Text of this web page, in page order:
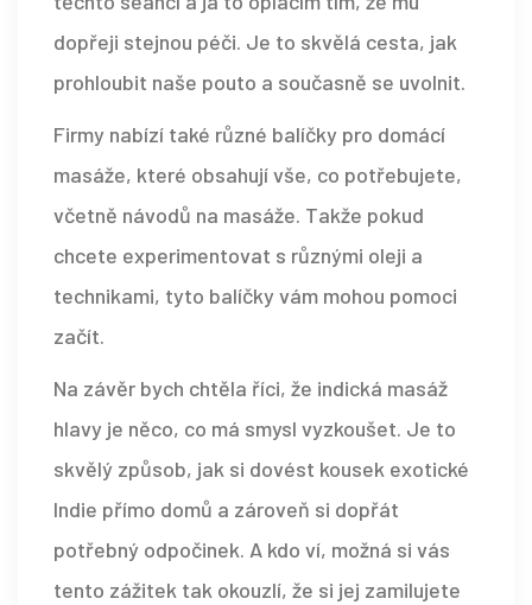
dopřeji stejnou péči. Je to skvělá cesta, jak
prohloubit naše pouto a současně se uvolnit.
Firmy nabízí také různé balíčky pro domácí
masáže, které obsahují vše, co potřebujete,
včetně návodů na masáže. Takže pokud
chcete experimentovat s různými oleji a
technikami, tyto balíčky vám mohou pomoci
začít.
Na závěr bych chtěla říci, že indická masáž
hlavy je něco, co má smysl vyzkoušet. Je to
skvělý způsob, jak si dovést kousek exotické
Indie přímo domů a zároveň si dopřát
potřebný odpočinek. A kdo ví, možná si vás
tento zážitek tak okouzlí, že si jej zamilujete